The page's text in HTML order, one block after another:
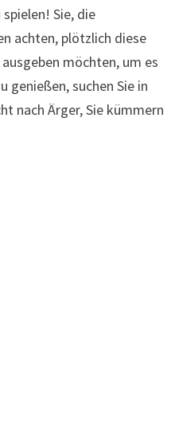
Sie, die
achten, plötzlich diese
möchten, um es
genießen, suchen Sie in
nach Ärger, Sie kümmern